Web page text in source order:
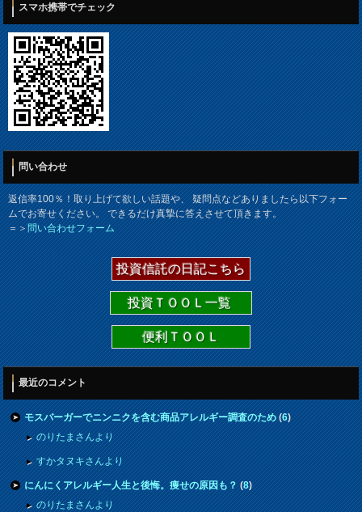
スマホ携帯でチェック
問い合わせ
返信率100％！取り上げて欲しい話題や、 疑問点などありましたら以下フォー
ムでお寄せください。 できるだけ真摯に答えさせて頂きます。
＝＞問い合わせフォーム
投資信託の日記こちら
投資ＴＯＯＬ一覧
便利ＴＯＯＬ
最近のコメント
モスバーガーでニンニクを含む商品アレルギー調査のため(6)
のりたまさんより
すかタヌキさんより
にんにくアレルギー人生と後悔。痩せの原因も？(8)
のりたまさんより